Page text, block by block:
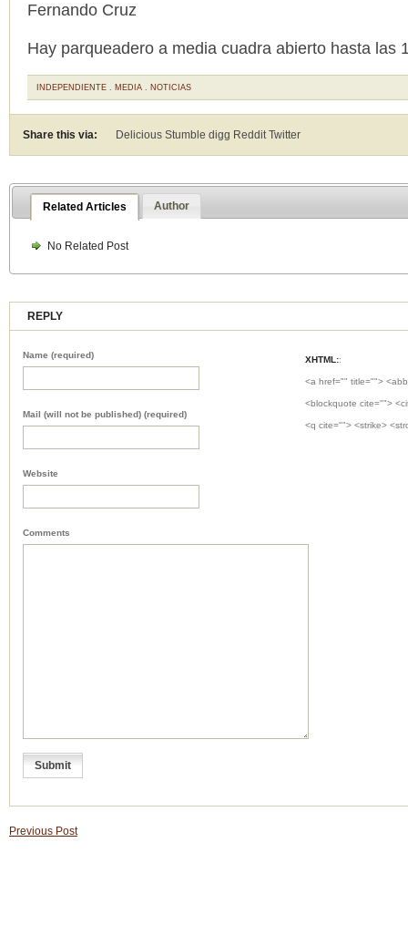
Fernando Cruz
Hay parqueadero a media cuadra abierto hasta las
INDEPENDIENTE . MEDIA . NOTICIAS
Share this via: Delicious Stumble digg RedditTwitter
Related Articles Author
No Related Post
REPLY
XHTML::
<a href="" title="">
<blockquote cite="">
<q cite=""> <strike>
Name (required)
Mail (will not be published) (required)
Website
Comments
Previous Post